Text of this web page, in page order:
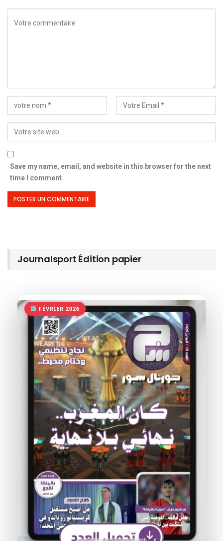
Save my name, email, and website in this browser for the next
time I comment.
Journalsport Édition papier
FÉVRIER 2026